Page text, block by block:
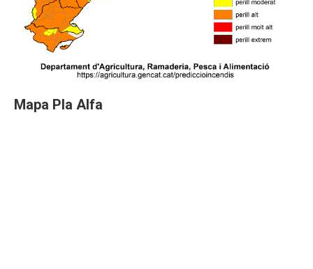
Mapa Pla Alfa